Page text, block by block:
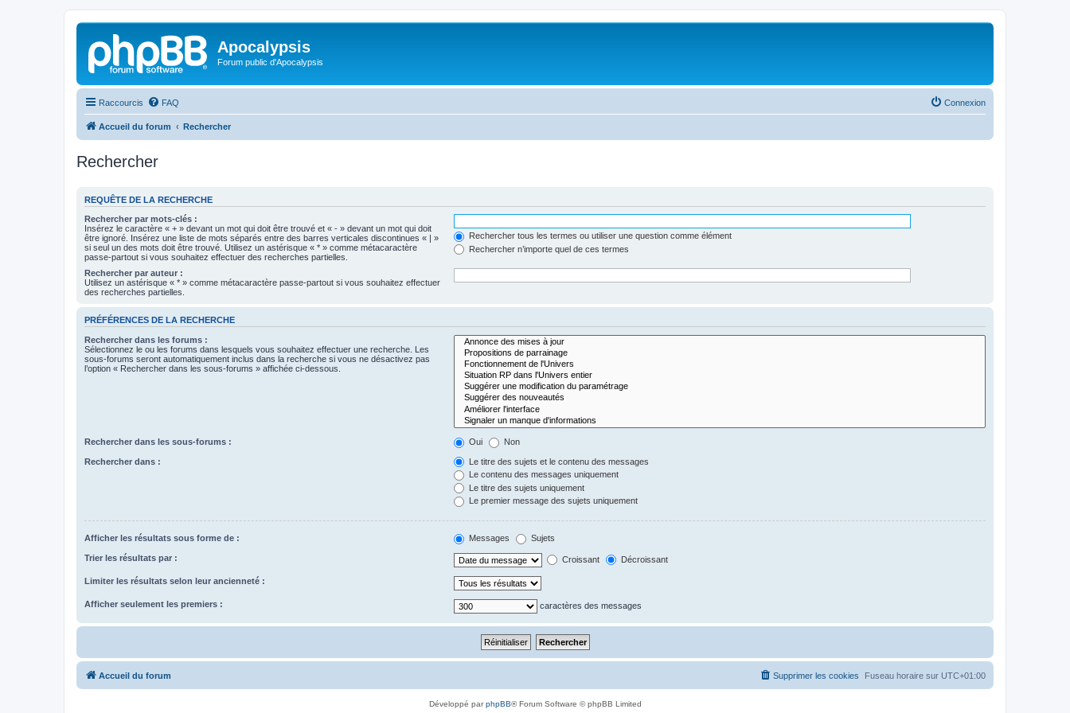
Apocalypsis
Forum public d'Apocalypsis
Raccourcis FAQ Connexion
Accueil du forum Rechercher
Rechercher
REQUÊTE DE LA RECHERCHE
Rechercher par mots-clés :
Insérez le caractère « + » devant un mot qui doit être trouvé et « - » devant un mot qui doit
être ignoré. Insérez une liste de mots séparés entre des barres verticales discontinues « | »
si seul un des mots doit être trouvé. Utilisez un astérisque « * » comme métacaractère
passe-partout si vous souhaitez effectuer des recherches partielles.
Rechercher tous les termes ou utiliser une question comme élément
Rechercher n’importe quel de ces termes
Rechercher par auteur :
Utilisez un astérisque « * » comme métacaractère passe-partout si vous souhaitez effectuer
des recherches partielles.
PRÉFÉRENCES DE LA RECHERCHE
Rechercher dans les forums :
Sélectionnez le ou les forums dans lesquels vous souhaitez effectuer une recherche. Les
sous-forums seront automatiquement inclus dans la recherche si vous ne désactivez pas
l’option « Rechercher dans les sous-forums » affichée ci-dessous.
Rechercher dans les sous-forums : Oui Non
Rechercher dans :
Le titre des sujets et le contenu des messages
Le contenu des messages uniquement
Le titre des sujets uniquement
Le premier message des sujets uniquement
Afficher les résultats sous forme de : Messages Sujets
Trier les résultats par : Croissant Décroissant
Limiter les résultats selon leur ancienneté :
Afficher seulement les premiers : caractères des messages
Accueil du forum Fuseau horaire sur UTC+01:00
Supprimer les cookies
Développé parphpBB® Forum Software © phpBB Limited